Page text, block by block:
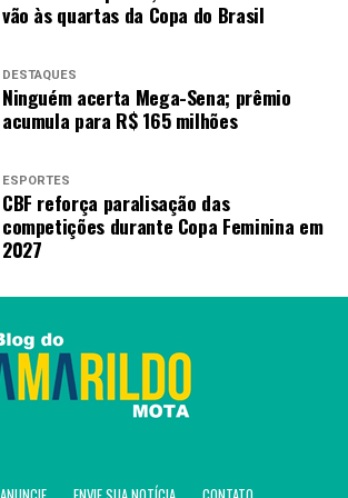
vão às quartas da Copa do Brasil
DESTAQUES
Ninguém acerta Mega-Sena; prêmio
acumula para R$ 165 milhões
ESPORTES
CBF reforça paralisação das
competições durante Copa Feminina em
2027